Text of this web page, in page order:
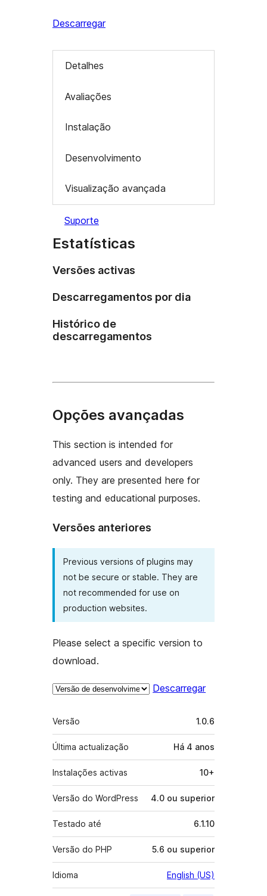
Descarregar
Detalhes
Avaliações
Instalação
Desenvolvimento
Visualização avançada
Suporte
Estatísticas
Versões activas
Descarregamentos por dia
Histórico de
descarregamentos
Opções avançadas
This section is intended for
advanced users and developers
only. They are presented here for
testing and educational purposes.
Versões anteriores
Previous versions of plugins may
not be secure or stable. They are
not recommended for use on
production websites.
Please select a specific version to
download.
Descarregar
Metadados
Versão 1.0.6
Última actualização Há 4 anos
Instalações activas 10+
Versão do WordPress 4.0 ou superior
Testado até 6.1.10
Versão do PHP 5.6 ou superior
Idioma English (US)